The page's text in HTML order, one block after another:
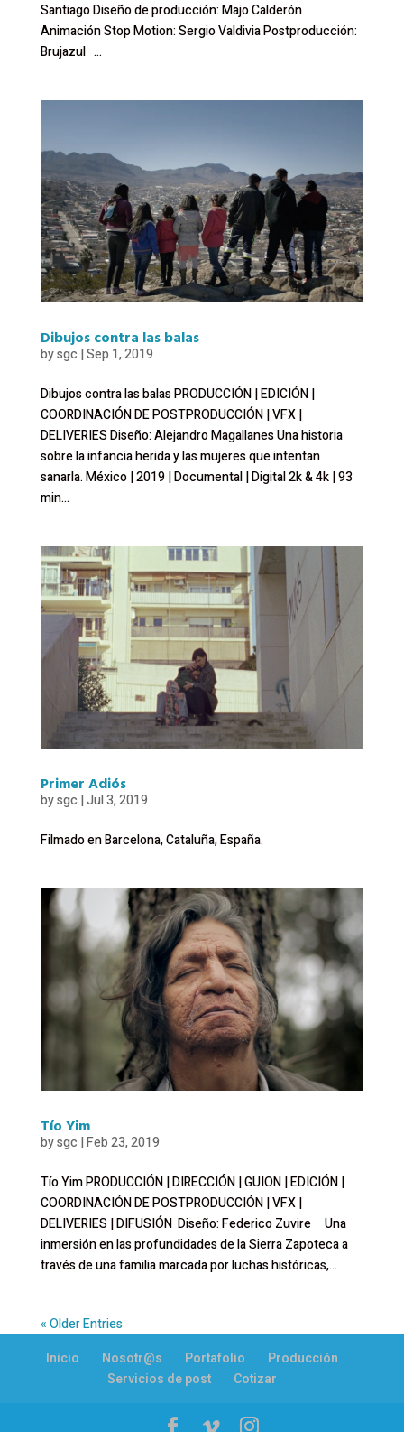
Santiago Diseño de producción: Majo Calderón
Animación Stop Motion: Sergio Valdivia Postproducción:
Brujazul ...
Dibujos contra las balas
bysgc |Sep 1, 2019
Dibujos contra las balas PRODUCCIÓN | EDICIÓN |
COORDINACIÓN DE POSTPRODUCCIÓN | VFX |
DELIVERIES Diseño: Alejandro Magallanes Una historia
sobre la infancia herida y las mujeres que intentan
sanarla. México | 2019 | Documental | Digital 2k & 4k | 93
min...
Primer Adiós
bysgc |Jul 3, 2019
Filmado en Barcelona, Cataluña, España.
Tío Yim
bysgc |Feb 23, 2019
Tío Yim PRODUCCIÓN | DIRECCIÓN | GUION | EDICIÓN |
COORDINACIÓN DE POSTPRODUCCIÓN | VFX |
DELIVERIES | DIFUSIÓN Diseño: Federico Zuvire Una
inmersión en las profundidades de la Sierra Zapoteca a
través de una familia marcada por luchas históricas,...
« Older Entries
Inicio
Nosotr@s Portafolio
Producción
Servicios de post
Cotizar